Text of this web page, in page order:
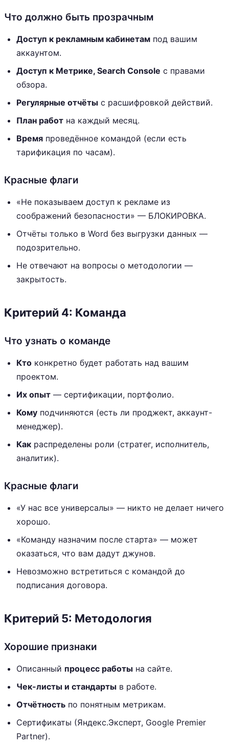
Что должно быть прозрачным
Доступ к рекламным кабинетам под вашим
аккаунтом.
Доступ к Метрике, Search Console с правами
обзора.
Регулярные отчёты с расшифровкой действий.
План работ на каждый месяц.
Время проведённое командой (если есть
тарификация по часам).
Красные флаги
«Не показываем доступ к рекламе из
соображений безопасности» — БЛОКИРОВКА.
Отчёты только в Word без выгрузки данных —
подозрительно.
Не отвечают на вопросы о методологии —
закрытость.
Критерий 4: Команда
Что узнать о команде
Кто конкретно будет работать над вашим
проектом.
Их опыт — сертификации, портфолио.
Кому подчиняются (есть ли проджект, аккаунт-
менеджер).
Как распределены роли (стратег, исполнитель,
аналитик).
Красные флаги
«У нас все универсалы» — никто не делает ничего
хорошо.
«Команду назначим после старта» — может
оказаться, что вам дадут джунов.
Невозможно встретиться с командой до
подписания договора.
Критерий 5: Методология
Хорошие признаки
Описанный процесс работы на сайте.
Чек-листы и стандарты в работе.
Отчётность по понятным метрикам.
Сертификаты (Яндекс.Эксперт, Google Premier
Partner).